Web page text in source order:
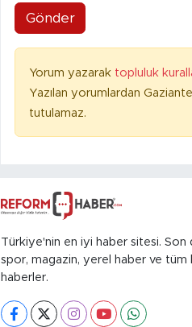
Gönder
Yorum yazarak topluluk
Yazılan yorumlardan
tutulamaz.
Türkiye'nin en iyi haber sitesi. Son
spor, magazin, yerel haber ve
haberler.